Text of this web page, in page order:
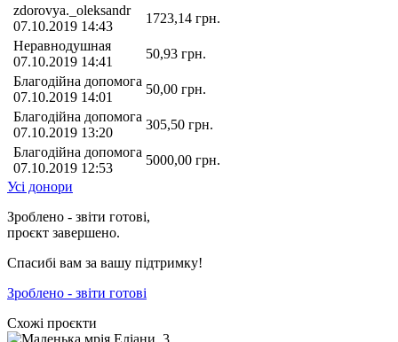
zdorovya._oleksandr
07.10.2019 14:43
1723,14 грн.
Неравнодушная
07.10.2019 14:41
50,93 грн.
Благодійна допомога
07.10.2019 14:01
50,00 грн.
Благодійна допомога
07.10.2019 13:20
305,50 грн.
Благодійна допомога
07.10.2019 12:53
5000,00 грн.
Усі донори
Зроблено - звіти готові,
проєкт завершено.
Спасибі вам за вашу підтримку!
Зроблено - звіти готові
Схожі проєкти